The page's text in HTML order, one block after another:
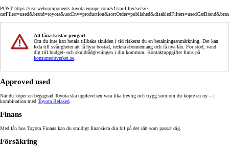
POST https://usc-webcomponents.toyota-europe.com/v1/car-filter/se/sv?
Att låna kostar pengar!
Om du inte kan betala tillbaka skulden i tid riskerar du en betalningsanmärkning. Det kan
leda till svårigheter att få hyra bostad, teckna abonnemang och få nya lån. För stöd, vänd
dig till budget- och skuldrådgivningen i din kommun. Kontaktuppgifter finns på
konsumentverket.se
Approved used
När du köper en begagnad Toyota ska upplevelsen vara lika trevlig och trygg som om du köpte en ny – i
kombination med Toyota Relaxed
Finans
Med lån hos Toyota Finans kan du smidigt finansiera din bil på det sätt som passar dig.
Försäkring